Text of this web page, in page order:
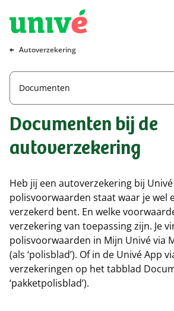
Naar hoofdinhoud
Naar hoofdnavigatie
Naar footer
Autoverzekering
Documenten
Documenten bij de
autoverzekering
Heb jij een autoverzekering bij
polisvoorwaarden staat waar je wel
verzekerd bent. En welke
verzekering van toepassing zijn. Je
polisvoorwaarden in Mijn Univé via
(als ‘polisblad’). Of in de Univé App
verzekeringen op het tabblad
‘pakketpolisblad’).